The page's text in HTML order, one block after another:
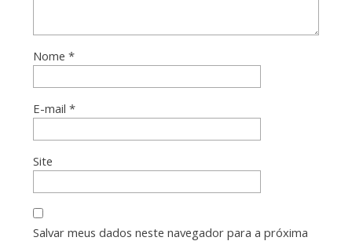
Nome *
E-mail *
Site
Salvar meus dados neste navegador para a próxima